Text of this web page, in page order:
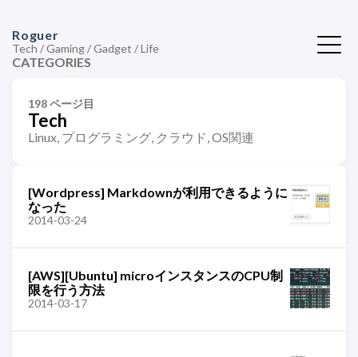
Roguer
Tech / Gaming / Gadget / Life
CATEGORIES
198 ページ目
Tech
Linux, プログラミング, クラウド, OS関連
[Wordpress] Markdownが利用できるように
なった
2014-03-24
[AWS][Ubuntu] microインスタンスのCPU制
限を行う方法
2014-03-17